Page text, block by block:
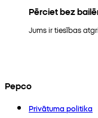
Pērciet bez
Jums ir tiesības
Pepco
Privātuma politika